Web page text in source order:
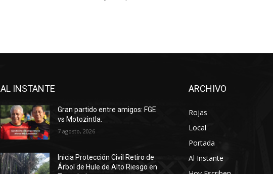
AL INSTANTE
Gran partido entre amigos: FGE
vs Motozintla.
7 agosto, 2026
Inicia Protección Civil Retiro de
Árbol de Hule de Alto Riesgo en
ARCHIVO
Rojas
Local
Portada
Al Instante